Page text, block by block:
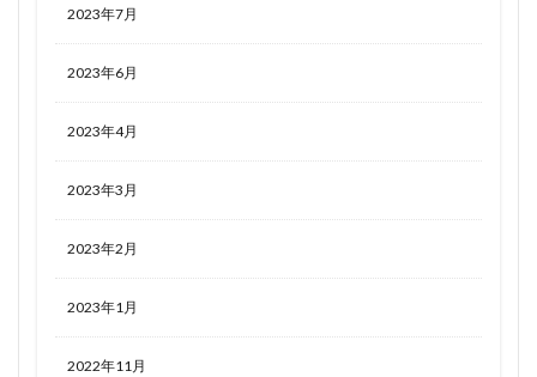
2023年7月
2023年6月
2023年4月
2023年3月
2023年2月
2023年1月
2022年11月